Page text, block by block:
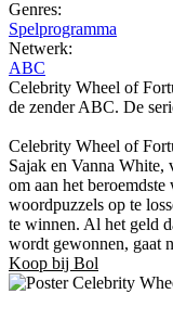
Genres:
Spelprogramma
Netwerk:
ABC
Celebrity Wheel of
de zender ABC. De
Celebrity Wheel of
Sajak en Vanna White,
om aan het
woordpuzzels op te
te winnen. Al het geld
wordt gewonnen, gaat
Koop bij Bol